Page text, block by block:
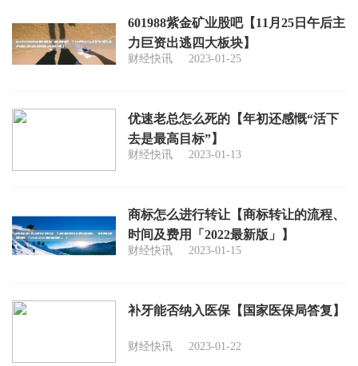
601988紫金矿业股吧【11月25日午后主
力巨资出逃四大板块】
财经快讯 2023-01-25
优速老总怎么死的【年初还感慨“活下
去是最高目标”】
财经快讯 2023-01-13
商标怎么进行转让【商标转让的流程、
时间及费用「2022最新版」】
财经快讯 2023-01-15
补牙能否纳入医保【国家医保局答复】
财经快讯 2023-01-22